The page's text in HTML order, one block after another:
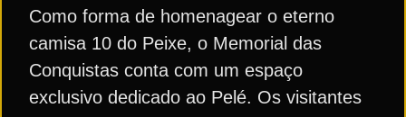
Como forma de homenagear o eterno
camisa 10 do Peixe, o Memorial das
Conquistas conta com um espaço
exclusivo dedicado ao Pelé. Os visitantes